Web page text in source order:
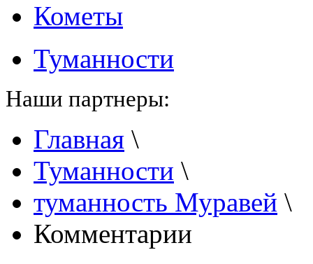
Кометы
Туманности
Наши партнеры:
Главная \
Туманности \
туманность Муравей \
Комментарии